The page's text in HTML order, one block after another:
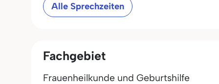
Alle Sprechzeiten
Fachgebiet
Frauenheilkunde und Geburtshilfe